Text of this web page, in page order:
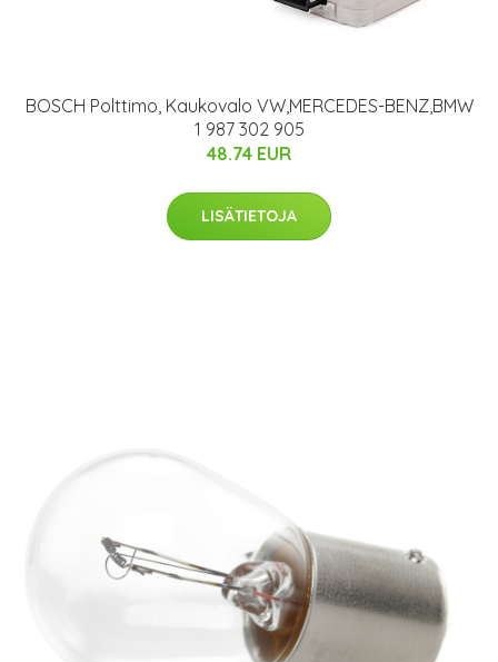
BOSCH Polttimo, Kaukovalo VW,MERCEDES-BENZ,BMW
1 987 302 905
48.74 EUR
LISÄTIETOJA